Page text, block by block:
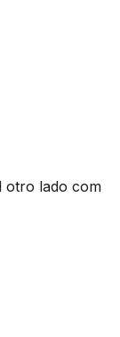
otro lado com